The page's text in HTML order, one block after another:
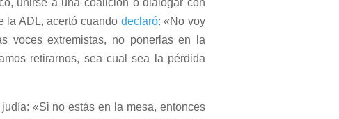
unirse a una coalición o dialogar con
la ADL, acertó cuando declaró: «No voy
voces extremistas, no ponerlas en la
retirarnos, sea cual sea la pérdida
«Si no estás en la mesa, entonces